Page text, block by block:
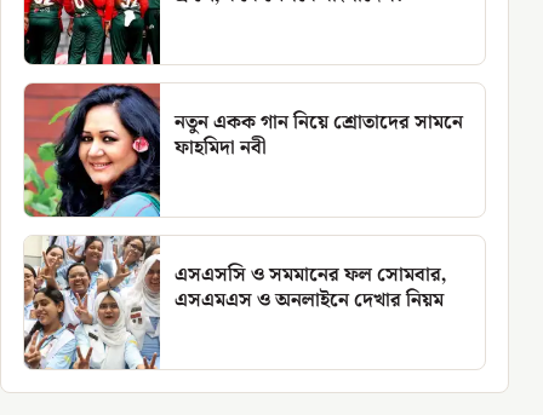
নতুন একক গান নিয়ে শ্রোতাদের সামনে
ফাহমিদা নবী
এসএসসি ও সমমানের ফল সোমবার,
এসএমএস ও অনলাইনে দেখার নিয়ম